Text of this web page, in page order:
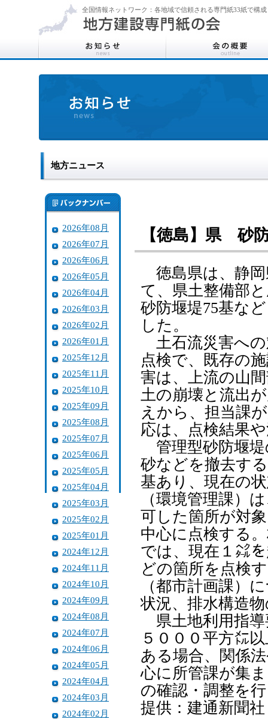
全国情報ネットワーク：各地域で信頼される専門紙33紙で構成
地方ニュース
2026年08月
2026年07月
2026年06月
2026年05月
2026年04月
2026年03月
2026年02月
2026年01月
2025年12月
2025年11月
2025年10月
2025年09月
2025年08月
2025年07月
2025年06月
2025年05月
2025年04月
2025年03月
2025年02月
2025年01月
2024年12月
2024年11月
2024年10月
2024年09月
2024年08月
2024年07月
2024年06月
2024年05月
2024年04月
2024年03月
2024年02月
【徳島】県 砂
徳島県は、静岡
て、県土整備部
砂防堰堤75基な
した。
土石流災害への
点検で、既存の
害は、上流の山
土の崩壊と流出
えから、担当課
応は、点検結果
管理型砂防堰堤
砂などを撤去す
基あり、現在の
（環境管理課）
可した箇所が対
中心に点検する
では、現在１㌶
どの箇所を点検
（都市計画課）
状況、排水構造
県土地利用指導
５０００平方㍍
ある場合、関係
心に所管課が集
の確認・調整を
提供：建通新聞社